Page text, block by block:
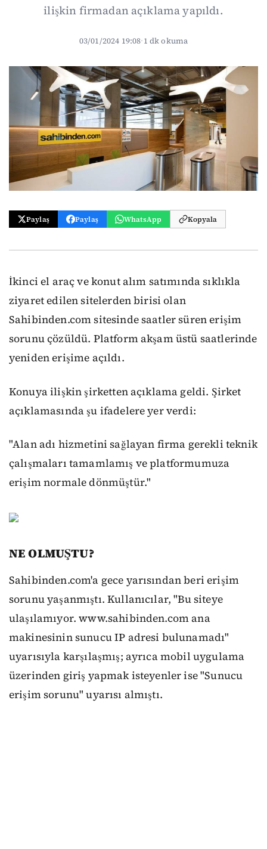
ilişkin firmadan açıklama yapıldı.
03/01/2024 19:08·1 dk okuma
Paylaş Paylaş WhatsApp Kopyala
İkinci el araç ve konut alım satımında sıklıkla
ziyaret edilen sitelerden birisi olan
Sahibinden.com sitesinde saatler süren erişim
sorunu çözüldü. Platform akşam üstü saatlerinde
yeniden erişime açıldı.
Konuya ilişkin şirketten açıklama geldi. Şirket
açıklamasında şu ifadelere yer verdi:
"Alan adı hizmetini sağlayan firma gerekli teknik
çalışmaları tamamlamış ve platformumuza
erişim normale dönmüştür."
NE OLMUŞTU?
Sahibinden.com'a gece yarısından beri erişim
sorunu yaşanmıştı. Kullanıcılar, "Bu siteye
ulaşılamıyor. www.sahibinden.com ana
makinesinin sunucu IP adresi bulunamadı"
uyarısıyla karşılaşmış; ayrıca mobil uygulama
üzerinden giriş yapmak isteyenler ise "Sunucu
erişim sorunu" uyarısı almıştı.